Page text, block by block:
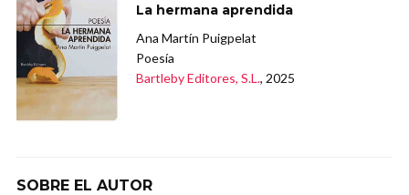
La hermana aprendida
Ana Martín Puigpelat
Poesía
Bartleby Editores, S.L., 2025
SOBRE EL AUTOR